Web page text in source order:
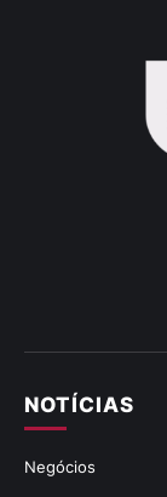
NOTÍCIAS
Negócios